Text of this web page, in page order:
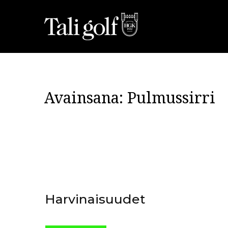
Avainsana: Pulmussirri
Harvinaisuudet